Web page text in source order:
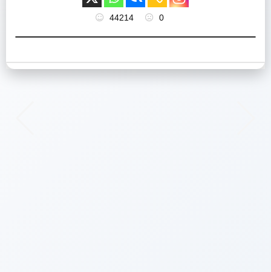
44214 0